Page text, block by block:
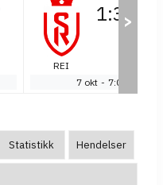
REI
1:3
7 okt - 7:00 pm
>
Statistikk Hendelser